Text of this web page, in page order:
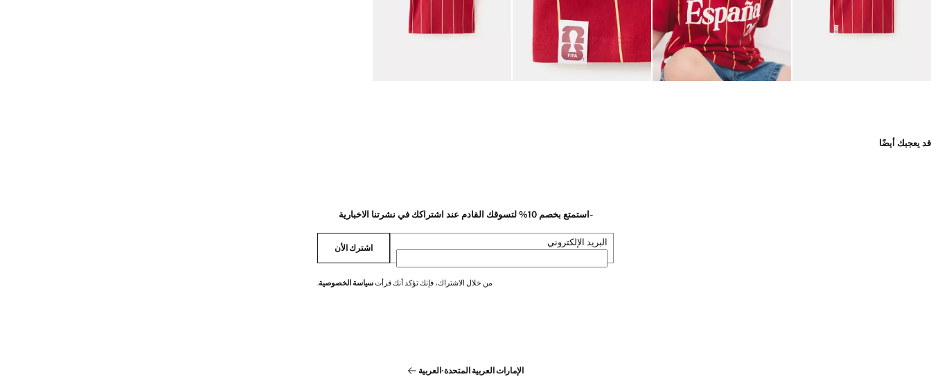
قد يعجبك أيضًا
-استمتع بخصم 10% لتسوقك القادم عند اشتراكك في نشرتنا الاخبارية
البريد الإلكتروني اشترك الأن
من خلال الاشتراك، فإنك تؤكد أنك قرأتسياسة الخصوصية.
الإمارات العربية المتحدة·العربية